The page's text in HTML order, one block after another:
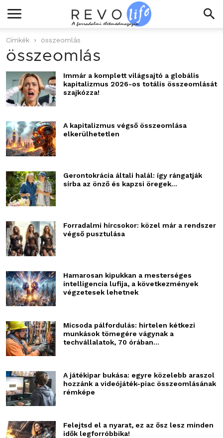
Címkék összeomlás
összeomlás
Immár a komplett világsajtó a globális
kapitalizmus 2026-os totális összeomlását
szajkózza!
A kapitalizmus végső összeomlása
elkerülhetetlen
Gerontokrácia általi halál: így rángatják
sírba az önző és kapzsi öregek...
Forradalmi hírcsokor: közel már a rendszer
végső pusztulása
Hamarosan kipukkan a mesterséges
intelligencia lufija, a következmények
végzetesek lehetnek
Micsoda pálfordulás: hirtelen kétkezi
munkások tömegére vágynak a
techvállalatok, 70 órában...
A játékipar bukása: egyre közelebb araszol
hozzánk a videójáték-piac összeomlásának
rémképe
Felejtsd el a nyarat, ez az ősz lesz minden
idők legforróbbika!